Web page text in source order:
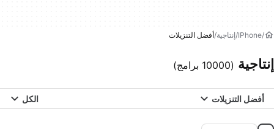
IPhone إنتاجية أفضل التنزيلات
إنتاجية (10000 برامج)
أفضل التنزيلات الكل